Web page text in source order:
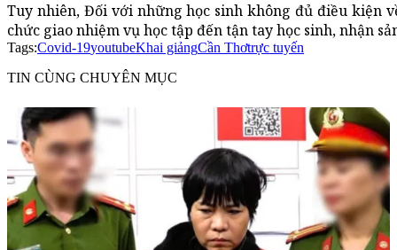
Tuy nhiên, Đối với những học sinh không đủ điều kiện
chức giao nhiệm vụ học tập đến tận tay học sinh, nhận
Tags:Covid-19youtubeKhai giảngCần Thơtrực tuyến
TIN CÙNG CHUYÊN MỤC